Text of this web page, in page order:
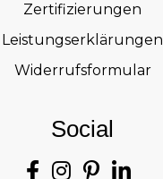
Zertifizierungen
Leistungserklärungen
Widerrufsformular
Social